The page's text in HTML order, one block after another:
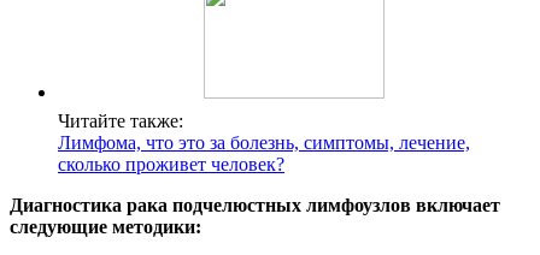
Читайте также:
Лимфома, что это за болезнь, симптомы, лечение,
сколько проживет человек?
Диагностика рака подчелюстных лимфоузлов включает
следующие методики: